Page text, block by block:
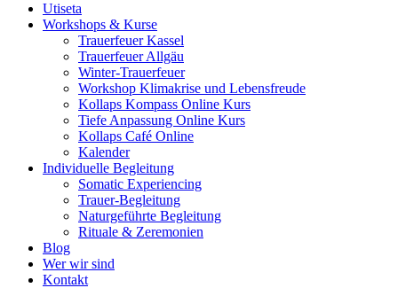
Utiseta
Workshops & Kurse
Trauerfeuer Kassel
Trauerfeuer Allgäu
Winter-Trauerfeuer
Workshop Klimakrise und Lebensfreude
Kollaps Kompass Online Kurs
Tiefe Anpassung Online Kurs
Kollaps Café Online
Kalender
Individuelle Begleitung
Somatic Experiencing
Trauer-Begleitung
Naturgeführte Begleitung
Rituale & Zeremonien
Blog
Wer wir sind
Kontakt